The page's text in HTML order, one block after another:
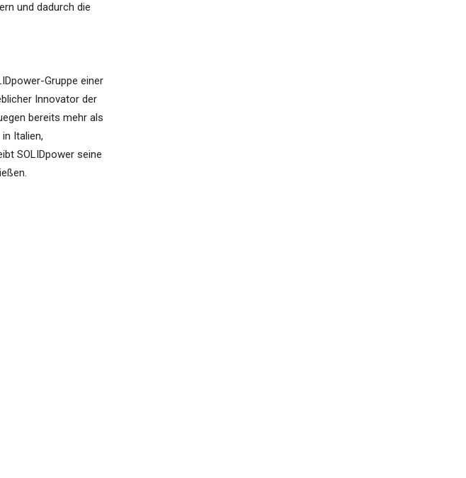
und dadurch die
Gruppe einer
Innovator der
bereits mehr als
Italien,
SOLIDpower seine